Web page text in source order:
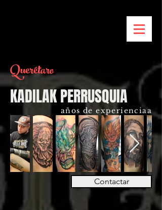
Querétaro
KADILAK PERRUSQUIA
años de experienciaa
Contactar